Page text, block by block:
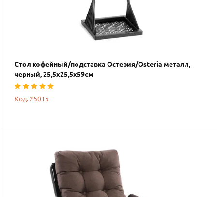
Стол кофейный/подставка Остерия/Osteria металл,
черный, 25,5х25,5х59см
Код: 25015